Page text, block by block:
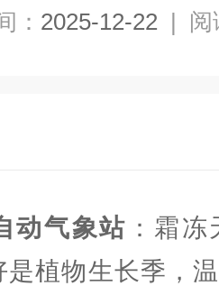
： 2025-12-22 | 阅
动气象站 ：霜
是植物生长季，